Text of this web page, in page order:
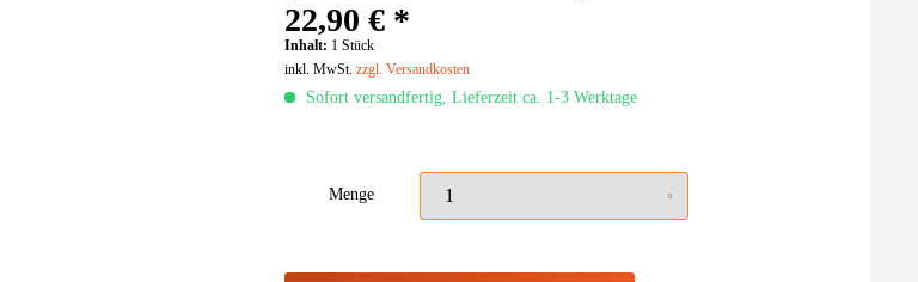
22,90 € *
Inhalt: 1 Stück
inkl. MwSt.zzgl. Versandkosten
Sofort versandfertig, Lieferzeit ca. 1-3 Werktage
Menge